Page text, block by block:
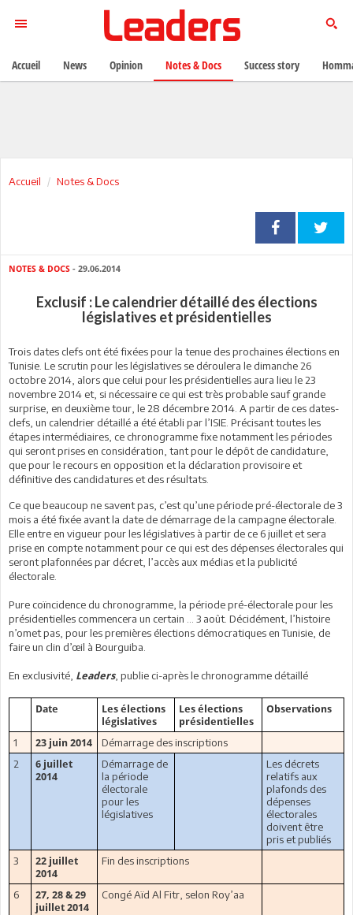
Accueil Notes & Docs
NOTES & DOCS - 29.06.2014
Exclusif : Le calendrier détaillé des élections
législatives et présidentielles
Trois dates clefs ont été fixées pour la tenue des prochaines élections en
Tunisie. Le scrutin pour les législatives se déroulera le dimanche 26
octobre 2014, alors que celui pour les présidentielles aura lieu le 23
novembre 2014 et, si nécessaire ce qui est très probable sauf grande
surprise, en deuxième tour, le 28 décembre 2014. A partir de ces dates-
clefs, un calendrier détaillé a été établi par l’ISIE. Précisant toutes les
étapes intermédiaires, ce chronogramme fixe notamment les périodes
qui seront prises en considération, tant pour le dépôt de candidature,
que pour le recours en opposition et la déclaration provisoire et
définitive des candidatures et des résultats.
Ce que beaucoup ne savent pas, c’est qu’une période pré-électorale de 3
mois a été fixée avant la date de démarrage de la campagne électorale.
Elle entre en vigueur pour les législatives à partir de ce 6 juillet et sera
prise en compte notamment pour ce qui est des dépenses électorales qui
seront plafonnées par décret, l’accès aux médias et la publicité
électorale.
Pure coïncidence du chronogramme, la période pré-électorale pour les
présidentielles commencera un certain … 3 août. Décidément, l’histoire
n’omet pas, pour les premières élections démocratiques en Tunisie, de
faire un clin d’œil à Bourguiba.
En exclusivité, Leaders, publie ci-après le chronogramme détaillé
Date
Les élections
législatives
Les élections
présidentielles
Observations
1 23 juin 2014
Démarrage des inscriptions
2
6 juillet
2014
Démarrage de
la période
électorale
pour les
législatives
Les décrets
relatifs aux
plafonds des
dépenses
électorales
doivent être
pris et publiés
3
22 juillet
2014
Fin des inscriptions
6
27, 28 & 29
juillet 2014
Congé Aïd Al Fitr, selon Roy’aa
Accueil News Opinion Notes & Docs Success story